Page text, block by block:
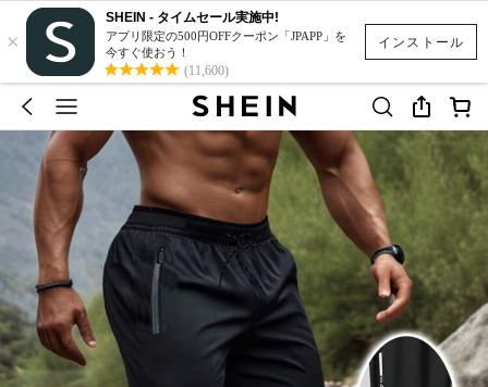
インストール
×
SHEIN - タイムセール実施中!
アプリ限定の500円OFFクーポン「JPAPP」を
今すぐ使おう！
(11,600)